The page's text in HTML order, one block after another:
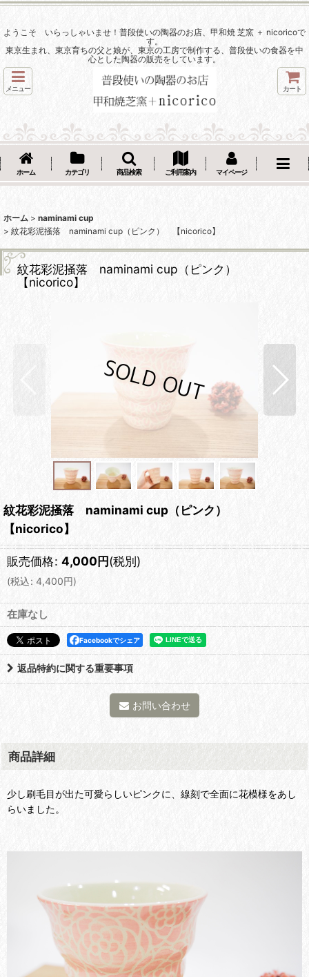
ようこそ いらっしゃいませ！普段使いの陶器のお店、甲和焼 芝窯 ＋ nicoricoで
す。
東京生まれ、東京育ちの父と娘が、東京の工房で制作する、普段使いの食器を中
心とした陶器の販売をしています。
メニュー カート
ホーム カテゴリ 商品検索 ご利用案内 マイページ
ホーム > naminami cup
> 紋花彩泥掻落 naminami cup（ピンク） 【nicorico】
紋花彩泥掻落 naminami cup（ピンク）
【nicorico】
紋花彩泥掻落 naminami cup（ピンク）
【nicorico】
販売価格: 4,000円(税別)
(税込: 4,400円)
在庫なし
Facebookでシェア
返品特約に関する重要事項
お問い合わせ
商品詳細
少し刷毛目が出た可愛らしいピンクに、線刻で全面に花模様をあし
らいました。